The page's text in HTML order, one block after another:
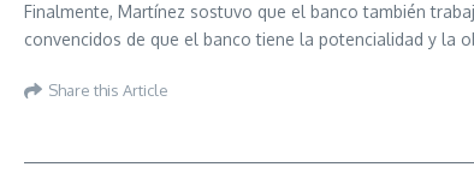
Finalmente, Martínez sostuvo que el banco también
convencidos de que el banco tiene la potencialidad y la
Share this Article